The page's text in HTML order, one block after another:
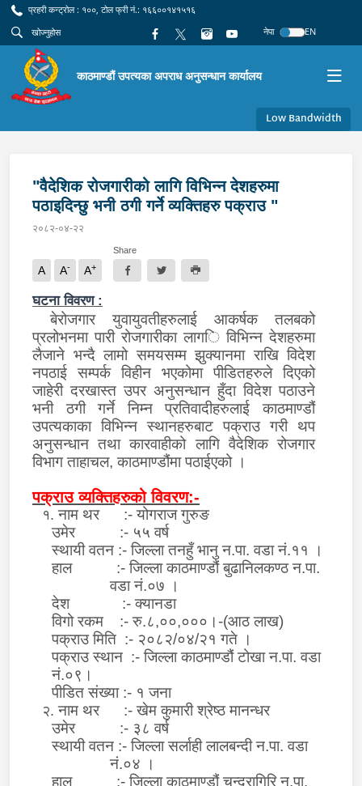
प्रहरी कन्ट्रोल : १००, टोल फ्री नं.: १६६००१४१५१६
नेपा
EN
काठमाण्डौं उपत्यका अपराध अनुसन्धान कार्यालय
Low Bandwidth
"वैदेशिक रोजगारीको लागि विभिन्न देशहरुमा
पठाइदिन्छु भनी ठगी गर्ने व्यक्तिहरु पक्राउ "
२०८२-०४-२२
A A- A+
Share
घटना विवरण :
बेरोजगार युवायुवतीहरुलाई आकर्षक तलबको
प्रलोभनमा पारी रोजगारीका लागि विभिन्न देशहरुमा
लैजाने भन्दै लामो समयसम्म झुक्यानमा राखि विदेश
नपठाई सम्पर्क विहीन भएकोमा पीडितहरुले दिएको
जाहेरी दरखास्त उपर अनुसन्धान हुँदा विदेश पठाउने
भनी ठगी गर्ने निम्नप्रतिवादीहरुलाई
काठमाण्डौं
उपत्यकाका विभिन्न स्थानहरुबाट पक्राउ गरी थप
अनुसन्धान तथा कारवाहीको लागि वैदेशिक रोजगार
विभाग ताहाचल, काठमाण्डौंमा पठाईएको।
पक्राउ व्यक्तिहरुको विवरण:-
१.नाम थर :- योगराज गुरुङ
उमेर
:- ५५वर्ष
स्थायी वतन :-जिल्ला तनहुँ भानु न.पा. वडा नं.११ ।
हाल :- जिल्ला काठमाण्डौं बुढानिलकण्ठ न.पा.
वडा नं.०७ ।
देश
:- क्यानडा
विगो रकम :-रु.८,००,०००।-(आठ लाख)
पक्राउ मिति :- २०८२/०४/२१ गते ।
पक्राउ स्थान :- जिल्ला काठमाण्डौं टोखा न.पा. वडा
नं.०९।
पीडित संख्या :- १जना
२.नाम थर :- खेम कुमारी श्रेष्ठ मानन्धर
उमेर :- ३८ वर्ष
स्थायी वतन :- जिल्ला सर्लाही लालबन्दी न.पा. वडा
नं.०४ ।
हाल :- जिल्ला काठमाण्डौं चन्द्रागिरि न.पा.